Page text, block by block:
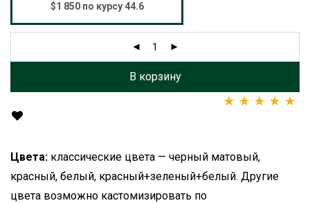
$1 850 по курсу 44.6
В корзину
пользователя
Цвета: классические цвета — черный матовый,
красный, белый, красный+зеленый+белый. Другие
цвета возможно кастомизировать по